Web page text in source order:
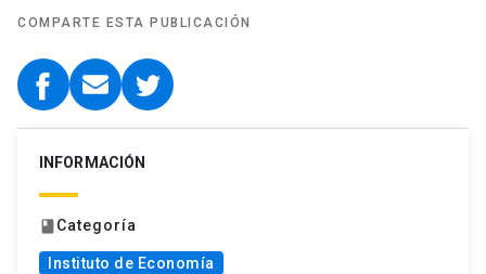
COMPARTE ESTA PUBLICACIÓN
INFORMACIÓN
book Categoría
Instituto de Economía